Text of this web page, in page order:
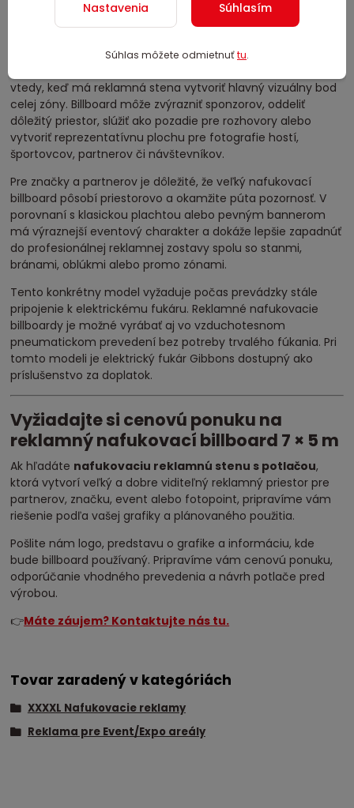
prepravný a úložný vak v cene
záruku a servis
vtedy, keď má reklamná stena vytvoriť hlavný vizuálny bod
celej zóny. Billboard môže zvýrazniť sponzorov, oddeliť
dôležitý priestor, slúžiť ako pozadie pre rozhovory alebo
vytvoriť reprezentatívnu plochu pre fotografie hostí,
športovcov, partnerov či návštevníkov.
Pre značky a partnerov je dôležité, že veľký nafukovací
billboard pôsobí priestorovo a okamžite púta pozornosť. V
porovnaní s klasickou plachtou alebo pevným bannerom
má výraznejší eventový charakter a dokáže lepšie zapadnúť
do profesionálnej reklamnej zostavy spolu so stanmi,
bránami, oblúkmi alebo promo zónami.
Tento konkrétny model vyžaduje počas prevádzky stále
pripojenie k elektrickému fukáru. Reklamné nafukovacie
billboardy je možné vyrábať aj vo vzduchotesnom
pneumatickom prevedení bez potreby trvalého fúkania. Pri
tomto modeli je elektrický fukár Gibbons dostupný ako
príslušenstvo za doplatok.
Vyžiadajte si cenovú ponuku na
reklamný nafukovací billboard 7 × 5 m
Ak hľadáte nafukovaciu reklamnú stenu s potlačou,
ktorá vytvorí veľký a dobre viditeľný reklamný priestor pre
partnerov, značku, event alebo fotopoint, pripravíme vám
riešenie podľa vašej grafiky a plánovaného použitia.
Pošlite nám logo, predstavu o grafike a informáciu, kde
bude billboard používaný. Pripravíme vám cenovú ponuku,
odporúčanie vhodného prevedenia a návrh potlače pred
výrobou.
👉Máte záujem? Kontaktujte nás tu.
Tovar zaradený v kategóriách
XXXXL Nafukovacie reklamy
Reklama pre Event/Expo areály
Nastavenia Súhlasím
Súhlas môžete odmietnuťtu.